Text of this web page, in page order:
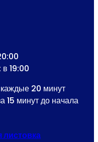
19:00
20 минут
15 минут до начала